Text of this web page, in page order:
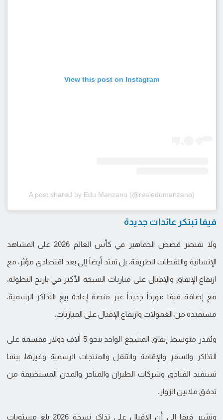
View this post on Instagram
A post shared by Edu Manzano (@realedumanzano)
فيفا تبتكر عائدات جديدة
ولا تقتصر قصص الجماهير في كأس العالم 2026 على المشاهد
الإنسانية واللقطات الطريفة، بل تمتد أيضاً إلى بعد اقتصادي مؤثر، مع
ارتفاع الإنفاق والإقبال على مباريات النسخة الأكبر في تاريخ البطولة،
مع إضافة فيفا مورداً جديداً عبر منصة إعادة بيع التذاكر الرسمية،
مستفيدة من العمولات وارتفاع الإقبال على المباريات.
ويُقدر متوسط إنفاق المشجع الواحد بنحو 5 آلاف دولار مقسمة على
التذاكر والسفر والإقامة والتنقل والمنتجات الرسمية وغيرها، بينما
تستفيد الفنادق وشركات الطيران والمتاجر والمدن المستضيفة من
تدفق ملايين الزوار.
وتشير فيفا إلى أن الإقبال على تذاكر نسخة 2026 بلغ مستويات